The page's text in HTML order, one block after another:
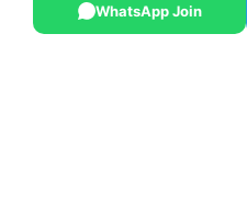
WhatsApp Join